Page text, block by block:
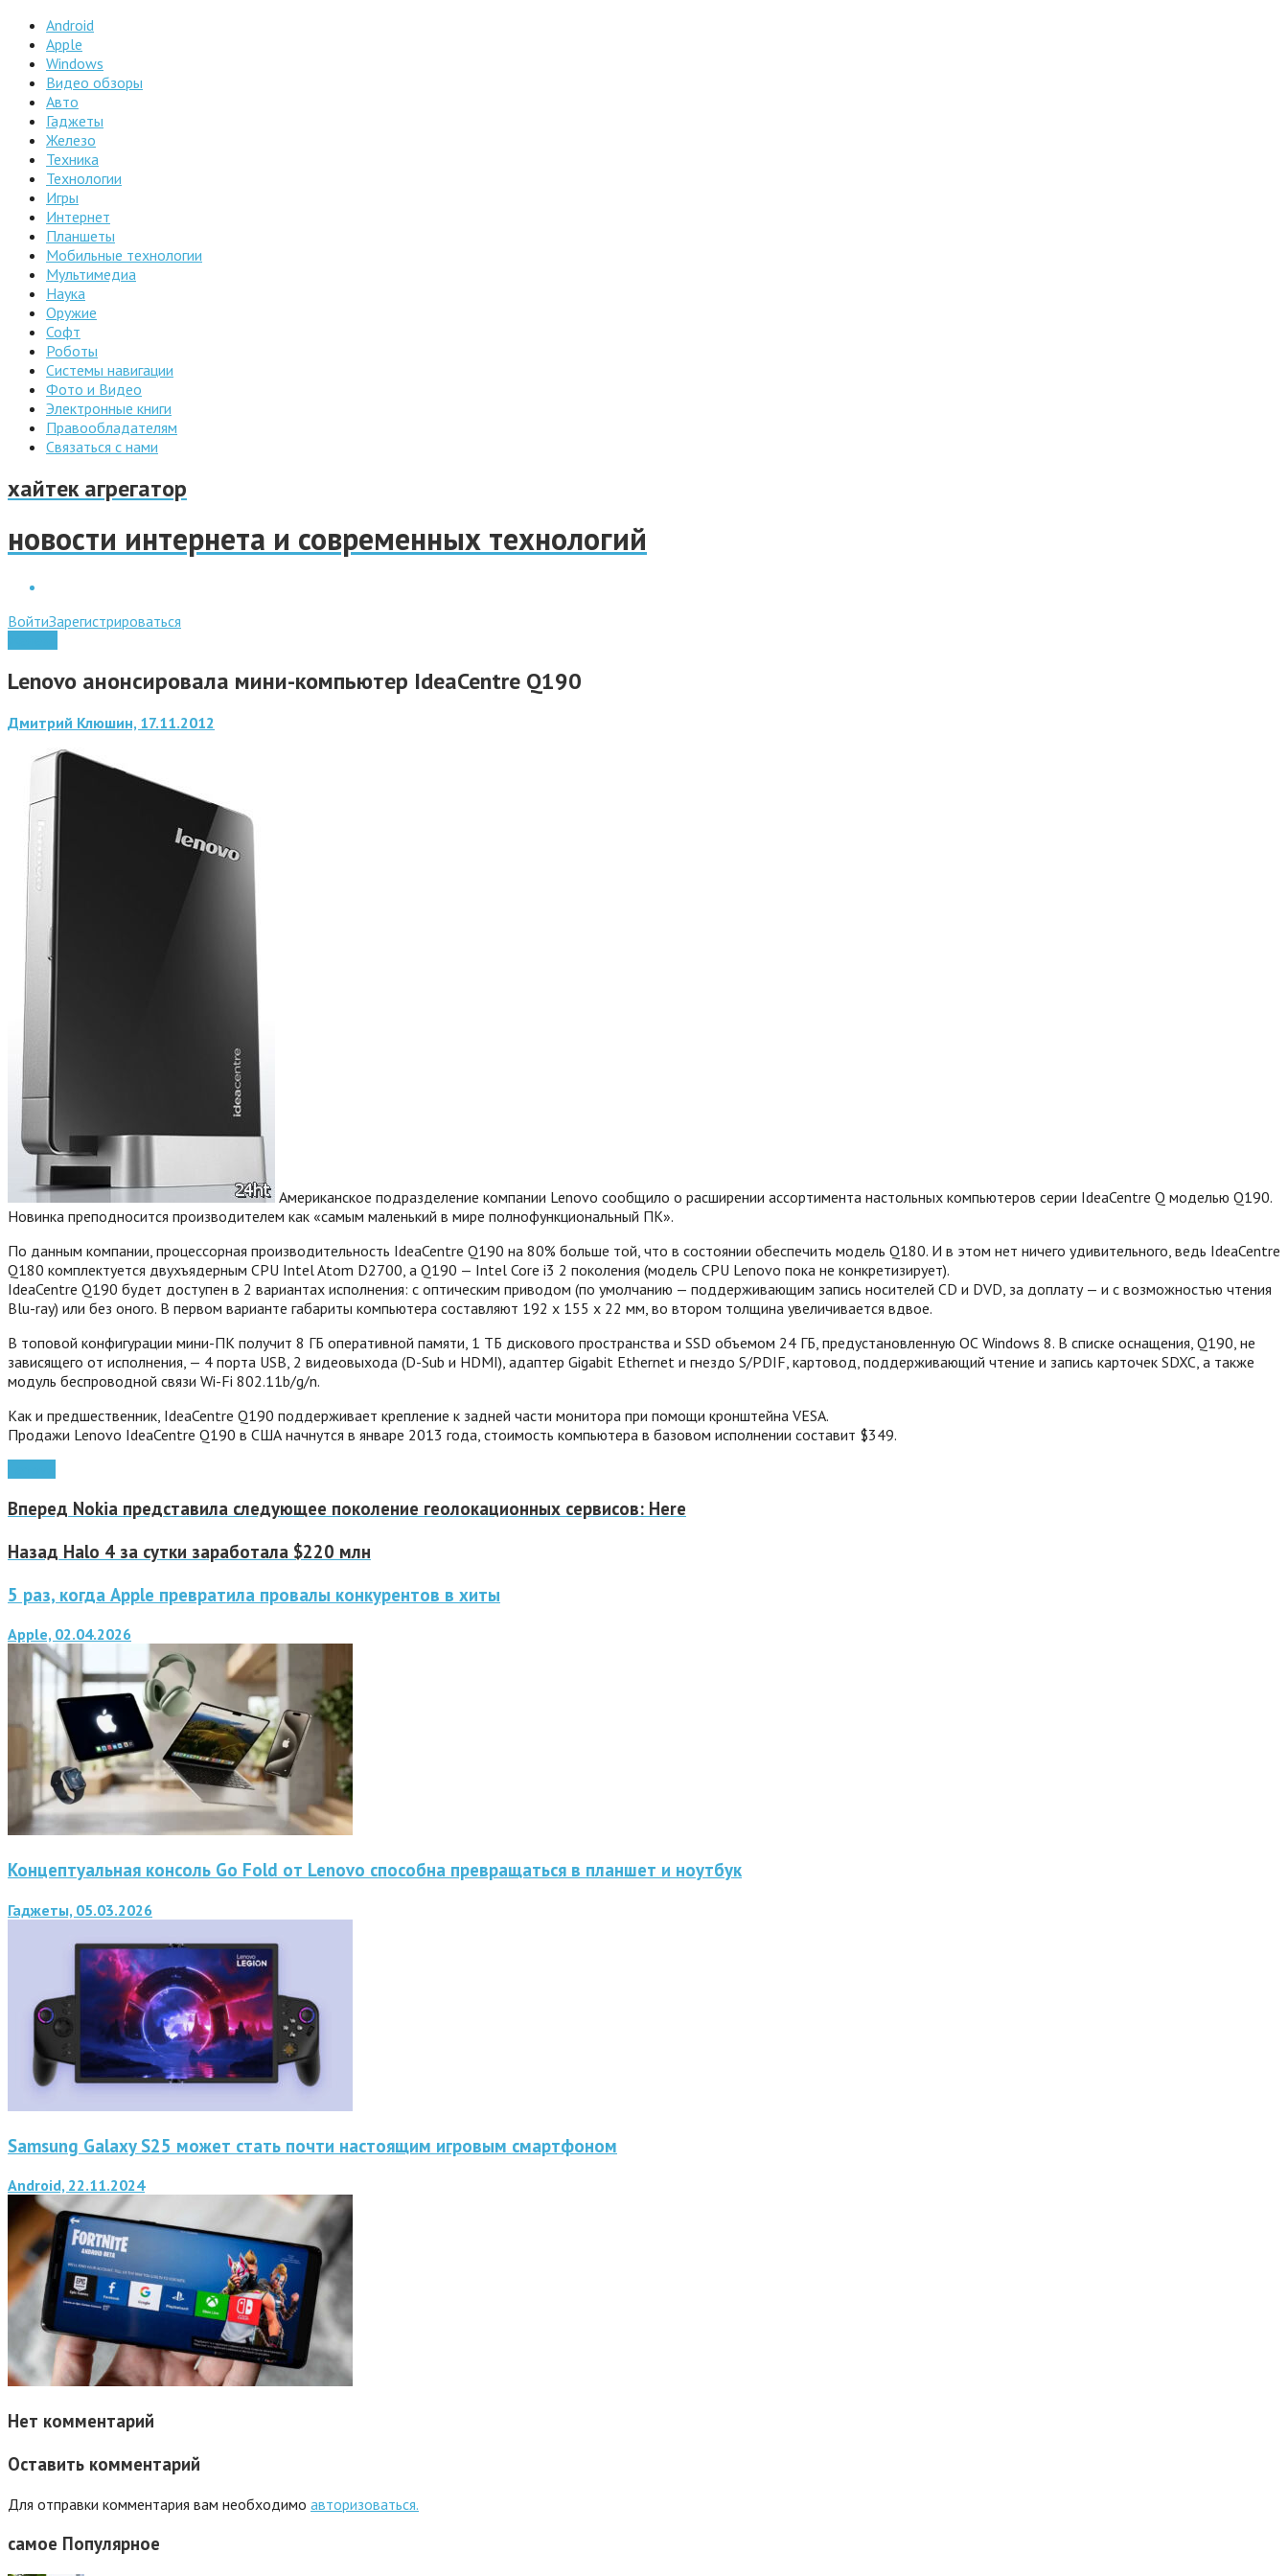
Android
Apple
Windows
Видео обзоры
Авто
Гаджеты
Железо
Техника
Технологии
Игры
Интернет
Планшеты
Мобильные технологии
Мультимедиа
Наука
Оружие
Софт
Роботы
Системы навигации
Фото и Видео
Электронные книги
Правообладателям
Связаться с нами
хайтек агрегатор
новости интернета и современных технологий
ВойтиЗарегистрироваться
Lenovo анонсировала мини-компьютер IdeaCentre Q190
Дмитрий Клюшин, 17.11.2012
Американское подразделение компании Lenovo сообщило о расширении ассортимента настольных компьютеров серии IdeaCentre Q моделью Q190.
Новинка преподносится производителем как «самым маленький в мире полнофункциональный ПК».
По данным компании, процессорная производительность IdeaCentre Q190 на 80% больше той, что в состоянии обеспечить модель Q180. И в этом нет ничего удивительного, ведь IdeaCentre
Q180 комплектуется двухъядерным CPU Intel Atom D2700, а Q190 — Intel Core i3 2 поколения (модель CPU Lenovo пока не конкретизирует).
IdeaCentre Q190 будет доступен в 2 вариантах исполнения: с оптическим приводом (по умолчанию — поддерживающим запись носителей CD и DVD, за доплату — и с возможностью чтения
Blu-ray) или без оного. В первом варианте габариты компьютера составляют 192 х 155 х 22 мм, во втором толщина увеличивается вдвое.
В топовой конфигурации мини-ПК получит 8 ГБ оперативной памяти, 1 ТБ дискового пространства и SSD объемом 24 ГБ, предустановленную ОС Windows 8. В списке оснащения, Q190, не
зависящего от исполнения, — 4 порта USB, 2 видеовыхода (D-Sub и HDMI), адаптер Gigabit Ethernet и гнездо S/PDIF, картовод, поддерживающий чтение и запись карточек SDXC, а также
модуль беспроводной связи Wi-Fi 802.11b/g/n.
Как и предшественник, IdeaCentre Q190 поддерживает крепление к задней части монитора при помощи кронштейна VESA.
Продажи Lenovo IdeaCentre Q190 в США начнутся в январе 2013 года, стоимость компьютера в базовом исполнении составит $349.
Вперед Nokia представила следующее поколение геолокационных сервисов: Here
Назад Halo 4 за сутки заработала $220 млн
5 раз, когда Apple превратила провалы конкурентов в хиты
Apple, 02.04.2026
Концептуальная консоль Go Fold от Lenovo способна превращаться в планшет и ноутбук
Гаджеты, 05.03.2026
Samsung Galaxy S25 может стать почти настоящим игровым смартфоном
Android, 22.11.2024
Нет комментарий
Оставить комментарий
Для отправки комментария вам необходимо авторизоваться.
самое Популярное